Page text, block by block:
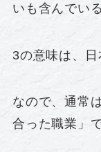
いも含んでい
3の意味は、日
なので、通常
合った職業」